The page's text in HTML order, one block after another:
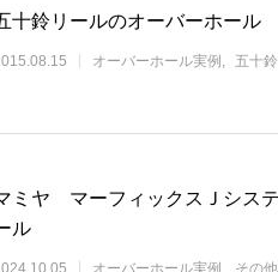
十鈴リールのオーバーホール
オーバーホール実例 五十
ミヤ マーフィックスＪシス
ル
オーバーホール実例 その他